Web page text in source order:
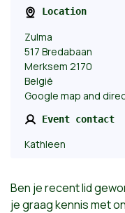
Location
Zulma
517 Bredabaan
Merksem 2170
België
Google map and
Event contact
Kathleen
Ben je recent lid
je graag kennis met